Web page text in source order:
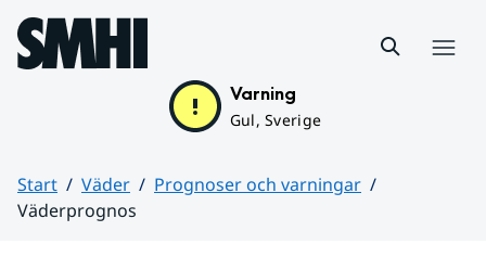
Hoppa till sidans innehåll
Varning
Gul, Sverige
Start Väder
Prognoser och varningar
Väderprognos